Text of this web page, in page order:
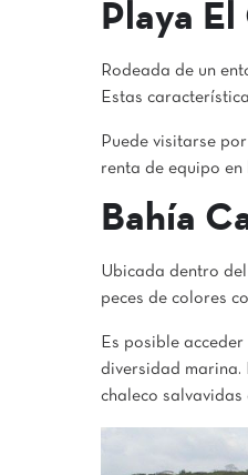
Playa
Rodeada de un
Estas
Puede visitarse
renta de equipo
Bahía
Ubicada dentro del
peces de colores
Es posible
diversidad marina.
chaleco salvavidas